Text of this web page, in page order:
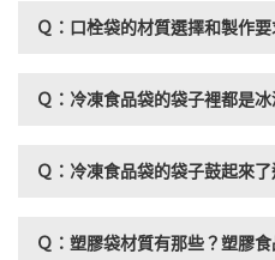
Ｑ：口栓袋的材質選擇和製作
Ｑ：冷凍食品袋的袋子裡都是冰
Ｑ：冷凍食品袋的袋子鼓起來了
Ｑ：塑膠袋材質有那些？塑膠